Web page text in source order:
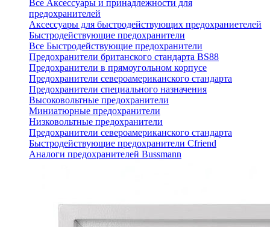
Все Аксессуары и принадлежности для
предохранителей
Аксессуары для быстродействующих предохраниетелей
Быстродействующие предохранители
Все Быстродействующие предохранители
Предохранители британского стандарта BS88
Предохранители в прямоугольном корпусе
Предохранители североамериканского стандарта
Предохранители специального назначения
Высоковольтные предохранители
Миниатюрные предохранители
Низковольтные предохранители
Предохранители североамериканского стандарта
Быстродействующие предохранители Cfriend
Аналоги предохранителей Bussmann